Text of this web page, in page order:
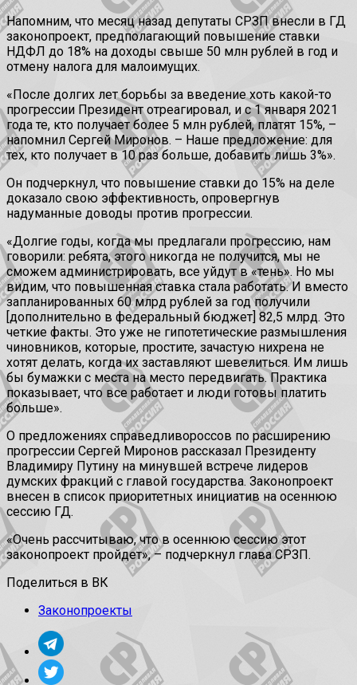
Напомним, что месяц назад депутаты СРЗП внесли в ГД
законопроект, предполагающий повышение ставки
НДФЛ до 18% на доходы свыше 50 млн рублей в год и
отмену налога для малоимущих.
«После долгих лет борьбы за введение хоть какой-то
прогрессии Президент отреагировал, и с 1 января 2021
года те, кто получает более 5 млн рублей, платят 15%, –
напомнил Сергей Миронов. – Наше предложение: для
тех, кто получает в 10 раз больше, добавить лишь 3%».
Он подчеркнул, что повышение ставки до 15% на деле
доказало свою эффективность, опровергнув
надуманные доводы против прогрессии.
«Долгие годы, когда мы предлагали прогрессию, нам
говорили: ребята, этого никогда не получится, мы не
сможем администрировать, все уйдут в «тень». Но мы
видим, что повышенная ставка стала работать. И вместо
запланированных 60 млрд рублей за год получили
[дополнительно в федеральный бюджет] 82,5 млрд. Это
четкие факты. Это уже не гипотетические размышления
чиновников, которые, простите, зачастую нихрена не
хотят делать, когда их заставляют шевелиться. Им лишь
бы бумажки с места на место передвигать. Практика
показывает, что все работает и люди готовы платить
больше».
О предложениях справедливороссов по расширению
прогрессии Сергей Миронов рассказал Президенту
Владимиру Путину на минувшей встрече лидеров
думских фракций с главой государства. Законопроект
внесен в список приоритетных инициатив на осеннюю
сессию ГД.
«Очень рассчитываю, что в осеннюю сессию этот
законопроект пройдет», – подчеркнул глава СРЗП.
Поделиться в ВК
Законопроекты